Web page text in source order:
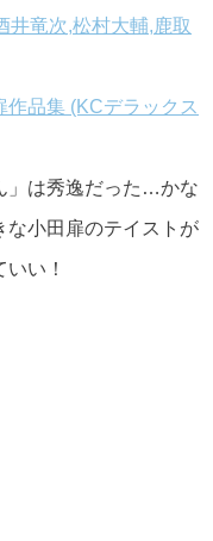
井竜次,松村大輔,鹿取
品集 (KCデラックス
」は秀逸だった…かな
な小田扉のテイストが
い！